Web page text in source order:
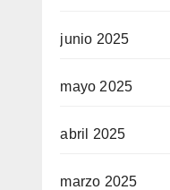
junio 2025
mayo 2025
abril 2025
marzo 2025